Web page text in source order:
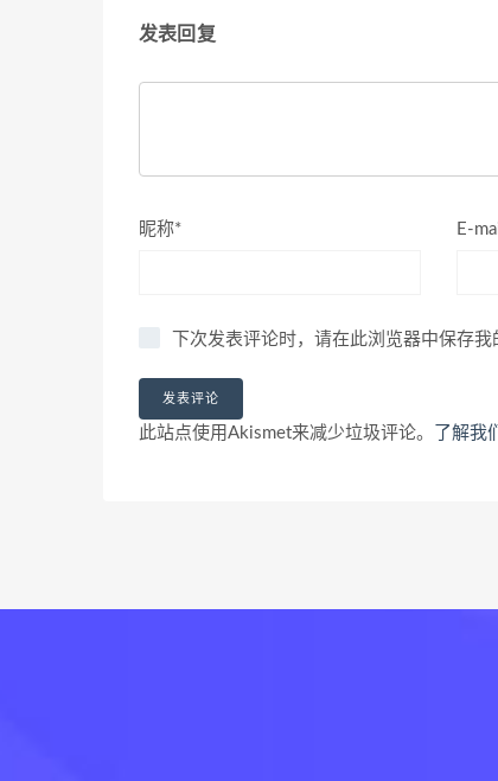
发表回复
昵称* E-
下次发表评论时，请在此浏览器中保存
此站点使用Akismet来减少垃圾评论。 了解我